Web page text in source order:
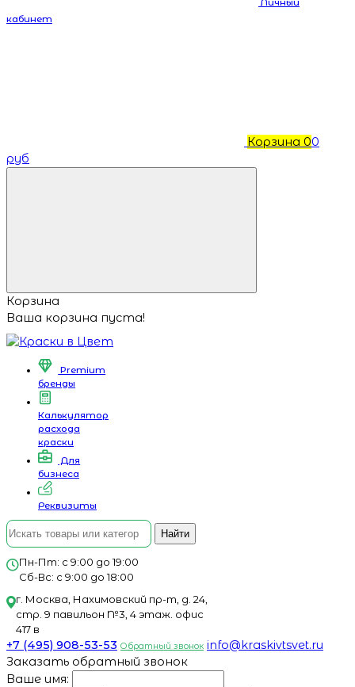
кабинет
Корзина 00
руб
Корзина
Ваша корзина пуста!
Premium
бренды
Калькулятор
расхода
краски
Для
бизнеса
Реквизиты
Найти
Пн-Пт: с 9:00 до 19:00
Сб-Вс: с 9:00 до 18:00
г. Москва, Нахимовский пр-т, д. 24,
стр. 9 павильон №3, 4 этаж. офис
417 в
+7 (495) 908-53-53 Обратный звонок info@kraskivtsvet.ru
Заказать обратный звонок
Ваше имя: